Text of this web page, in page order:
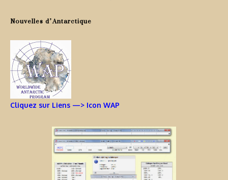
Nouvelles d’Antarctique
Cliquez sur Liens —> Icon WAP